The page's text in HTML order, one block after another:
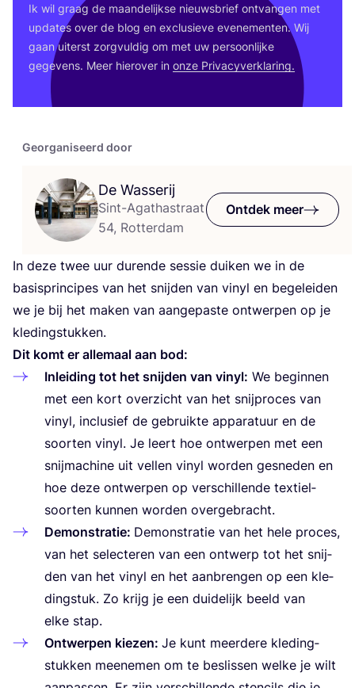
Georganiseerd door
De Wasserij
Sint-Agathastraat
54, Rotterdam
Ontdek meer
In deze twee uur duren­de ses­sie dui­ken we in de
basis­prin­ci­pes van het snij­den van vinyl en bege­lei­den
we je bij het maken van aan­ge­pas­te ont­wer­pen op je
kledingstukken.
Dit komt er alle­maal aan bod:
Inlei­ding tot het snij­den van vinyl: We begin­nen
met een kort over­zicht van het snij­pro­ces van
vinyl, inclu­sief de gebruik­te appa­ra­tuur en de
soor­ten vinyl. Je leert hoe ont­wer­pen met een
snij­ma­chi­ne uit vel­len vinyl wor­den gesne­den en
hoe deze ont­wer­pen op ver­schil­len­de tex­tiel­
soor­ten kun­nen wor­den overgebracht.
Demon­stra­tie: Demon­stra­tie van het hele pro­ces,
van het selec­te­ren van een ont­werp tot het snij­
den van het vinyl en het aan­bren­gen op een kle­
ding­stuk. Zo krijg je een dui­de­lijk beeld van
elke stap.
Ont­wer­pen kie­zen: Je kunt meer­de­re kle­ding­
stuk­ken mee­ne­men om te beslis­sen wel­ke je wilt
Ik wil graag de maan­de­lijk­se nieuws­brief ont­van­gen met
upda­tes over de blog en exclu­sie­ve eve­ne­men­ten. Wij
gaan uiterst zorg­vul­dig om met uw per­soon­lij­ke
gege­vens. Meer hier­over in onze Pri­va­cy­ver­kla­ring.